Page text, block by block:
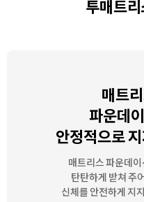
투매트
매트
파운데
안정적으로
매트리스 파운데
탄탄하게 받쳐 주
신체를 안전하게 지